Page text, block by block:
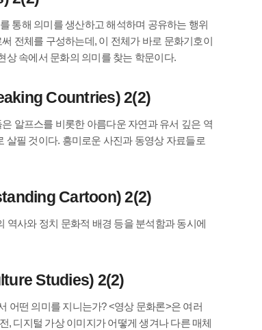
통해 의미를 생산하고 해석하며 공유하는 행위
전체를 구성하는데, 이 전체가 바로 문화기호이
상 속에서 문화의 의미를 찾는 학문이다.
Countries) 2(2)
알프스를 비롯한 아름다운 자연과 유서 깊은 역
필 것이다. 흥미로운 사진과 동영상 자료들로
Cartoon) 2(2)
역사와 정치 문화적 배경 등을 분석함과 동시에
Studies) 2(2)
어떤 의미를 지니는가? <영상 문화론>은 여러
, 디지털 가상 이미지가 어떻게 생겨나 다른 매체